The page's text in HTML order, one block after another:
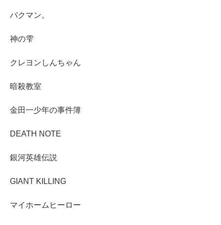
バクマン。
神の雫
クレヨンしんちゃん
暗殺教室
金田一少年の事件簿
DEATH NOTE
銀河英雄伝説
GIANT KILLING
マイホームヒーロー